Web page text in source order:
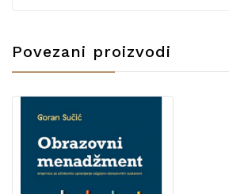
Povezani proizvodi